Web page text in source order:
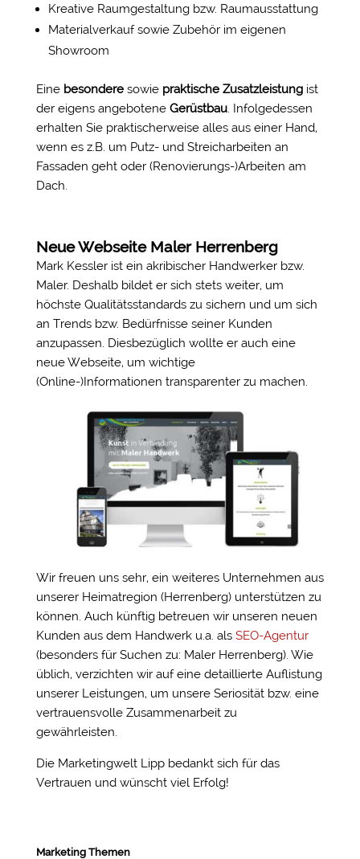
Kreative Raumgestaltung bzw. Raumausstattung
Materialverkauf sowie Zubehör im eigenen
Showroom
Eine besonderesowie praktische Zusatzleistungist
der eigens angebotene Gerüstbau. Infolgedessen
erhalten Sie praktischerweise alles aus einer Hand,
wenn es z.B. um Putz- und Streicharbeiten an
Fassaden geht oder (Renovierungs-)Arbeiten am
Dach.
Neue Webseite Maler Herrenberg
Mark Kessler ist ein akribischer Handwerker bzw.
Maler. Deshalb bildet er sich stets weiter, um
höchste Qualitätsstandards zu sichern und um sich
an Trends bzw. Bedürfnisse seiner Kunden
anzupassen. Diesbezüglich wollte er auch eine
neue Webseite, um wichtige
(Online-)Informationen transparenter zu machen.
Wir freuen uns sehr, ein weiteres Unternehmen aus
unserer Heimatregion (Herrenberg) unterstützen zu
können. Auch künftig betreuen wir unseren neuen
Kunden aus dem Handwerk u.a. als SEO-Agentur
(besonders für Suchen zu: Maler Herrenberg). Wie
üblich, verzichten wir auf eine detaillierte Auflistung
unserer Leistungen, um unsere Seriosität bzw. eine
vertrauensvolle Zusammenarbeit zu
gewährleisten.
Die Marketingwelt Lipp bedankt sich für das
Vertrauen und wünscht viel Erfolg!
Marketing Themen